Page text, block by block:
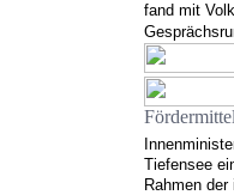
fand mit
Tiefensee
Rahmender